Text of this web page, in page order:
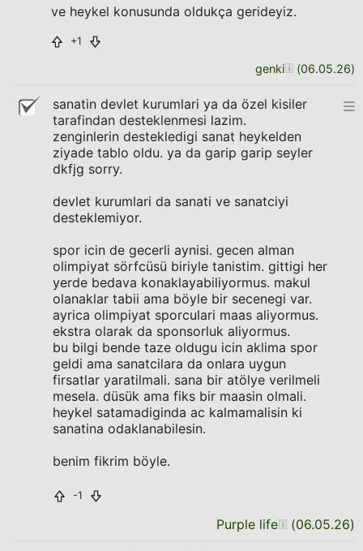
ve heykel konusunda oldukça gerideyiz.
+1
genki (06.05.26)
sanatin devlet kurumlari ya da özel kisiler
tarafindan desteklenmesi lazim.
zenginlerin destekledigi sanat heykelden
ziyade tablo oldu. ya da garip garip seyler
dkfjg sorry.
devlet kurumlari da sanati ve sanatciyi
desteklemiyor.
spor icin de gecerli aynisi. gecen alman
olimpiyat sörfcüsü biriyle tanistim. gittigi her
yerde bedava konaklayabiliyormus. makul
olanaklar tabii ama böyle bir secenegi var.
ayrica olimpiyat sporculari maas aliyormus.
ekstra olarak da sponsorluk aliyormus.
bu bilgi bende taze oldugu icin aklima spor
geldi ama sanatcilara da onlara uygun
firsatlar yaratilmali. sana bir atölye verilmeli
mesela. düsük ama fiks bir maasin olmali.
heykel satamadiginda ac kalmamalisin ki
sanatina odaklanabilesin.
benim fikrim böyle.
-1
Purple life (06.05.26)